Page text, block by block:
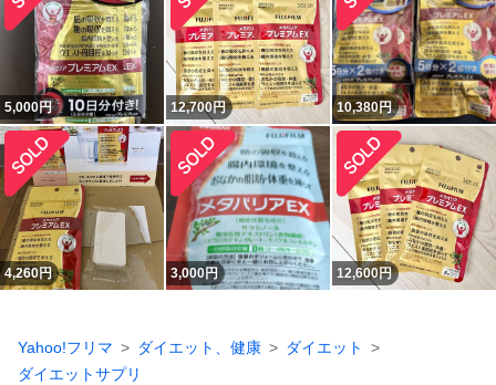
5,000円 12,700円 10,380円
4,260円 3,000円 12,600円
Yahoo!フリマ ダイエット、健康
ダイエット
ダイエットサプリ